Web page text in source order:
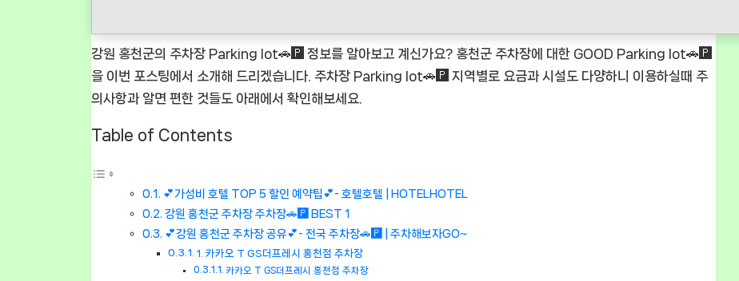
강원 홍천군의 주차장 Parking lot🚗🅿️ 정보를 알아보고 계신가요? 홍천군 주차장에 대한 GOOD Parking lot🚗🅿️
을 이번 포스팅에서 소개해 드리겠습니다. 주차장 Parking lot🚗🅿️ 지역별로 요금과 시설도 다양하니 이용하실때 주
의사항과 알면 편한 것들도 아래에서 확인해보세요.
Table of Contents
💕가성비 호텔 TOP 5 할인 예약팁💕- 호텔호텔 | HOTELHOTEL
강원 홍천군 주차장 주차장🚗🅿️ BEST 1
💕강원 홍천군 주차장 공유💕- 전국 주차장🚗🅿️ | 주차해보자GO~
1. 카카오 T GS더프레시 홍천점 주차장
카카오 T GS더프레시 홍천점 주차장